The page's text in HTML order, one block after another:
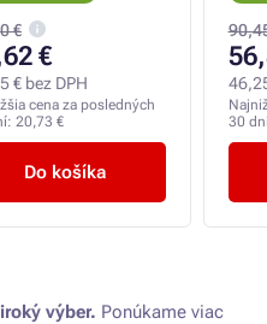
€
€
€ bez DPH
cena za posledných
20,73 €
Do košíka
30
výber. Ponúkame viac